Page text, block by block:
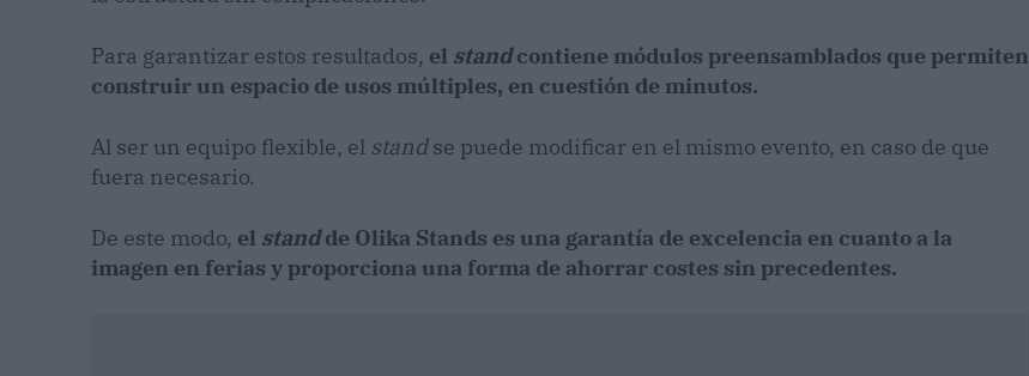
Para garantizar estos resultados, el standcontiene módulos preensamblados que permiten
construir un espacio de usos múltiples, en cuestión de minutos.
Al ser un equipo flexible, el standse puede modificar en el mismo evento, en caso de que
fuera necesario.
De este modo, el standde Olika Stands es una garantía de excelencia en cuanto a la
imagen en ferias y proporciona una forma de ahorrar costes sin precedentes.